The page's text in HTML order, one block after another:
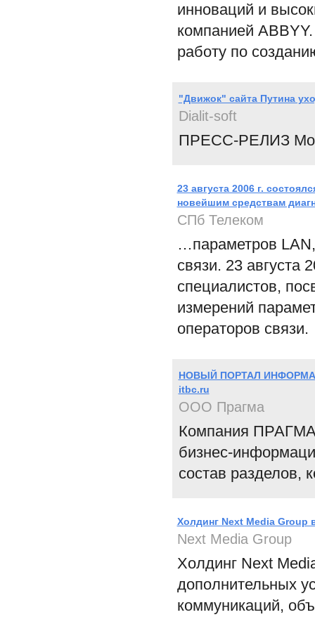
инноваций и
компанией
работу по
"Движок" сайта Путина
Dialit-soft
ПРЕСС-РЕЛИЗ
23 августа 2006 г.
новейшим средствам
СПб Телеком
…параметров
связи. 23 августа
специалистов,
измерений
операторов связи.
НОВЫЙ ПОРТАЛ
itbc.ru
ООО Прагма
Компания ПРАГМА
бизнес-
состав разделов,
Холдинг Next Media Group
Next Media Group
Холдинг Next
дополнительных
коммуникаций,